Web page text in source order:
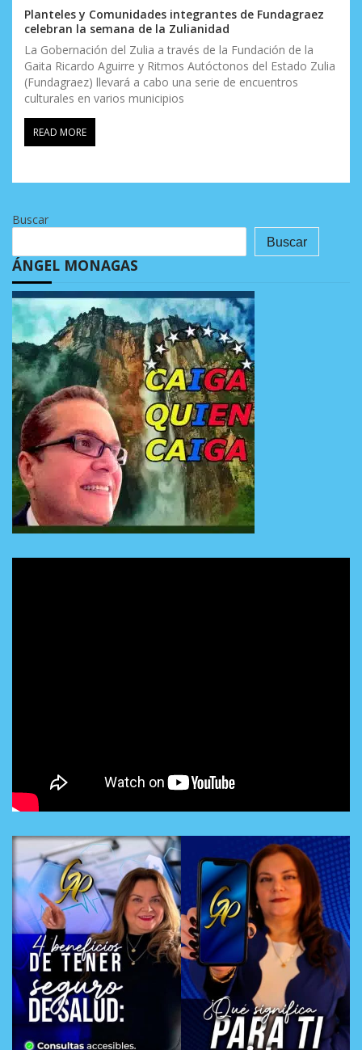
Planteles y Comunidades integrantes de Fundagraez
celebran la semana de la Zulianidad
La Gobernación del Zulia a través de la Fundación de la
Gaita Ricardo Aguirre y Ritmos Autóctonos del Estado Zulia
(Fundagraez) llevará a cabo una serie de encuentros
culturales en varios municipios
READ MORE
Buscar
Buscar
ÁNGEL MONAGAS